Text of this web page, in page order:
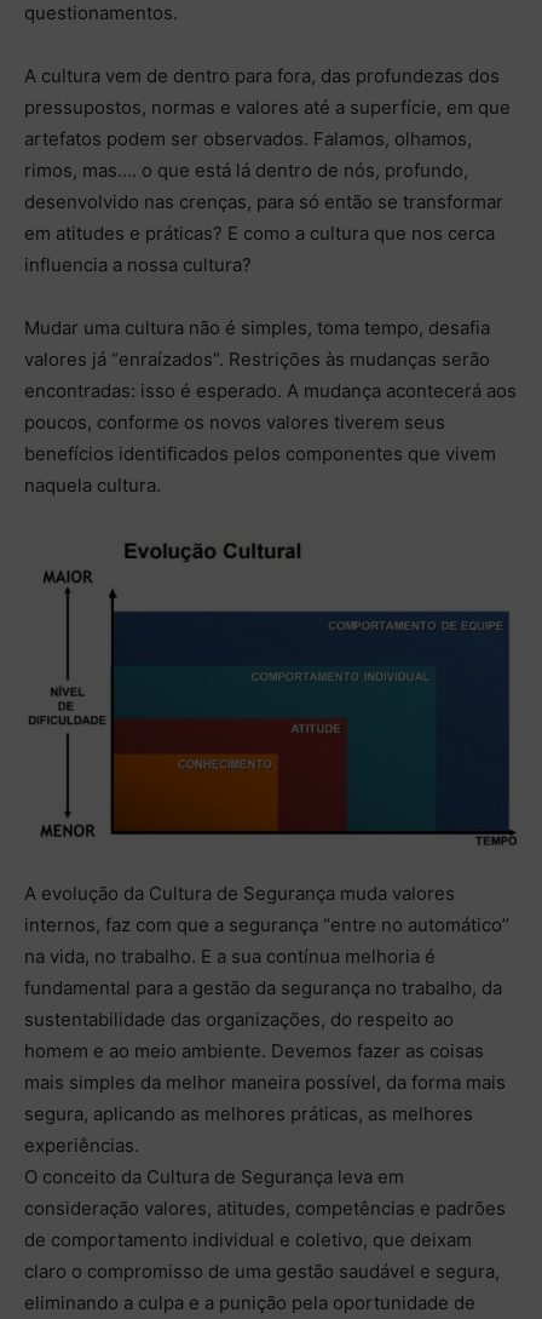
questionamentos.
A cultura vem de dentro para fora, das profundezas dos
pressupostos, normas e valores até a superfície, em que
artefatos podem ser observados. Falamos, olhamos,
rimos, mas…. o que está lá dentro de nós, profundo,
desenvolvido nas crenças, para só então se transformar
em atitudes e práticas? E como a cultura que nos cerca
influencia a nossa cultura?
Mudar uma cultura não é simples, toma tempo, desafia
valores já “enraízados”. Restrições às mudanças serão
encontradas: isso é esperado. A mudança acontecerá aos
poucos, conforme os novos valores tiverem seus
benefícios identificados pelos componentes que vivem
naquela cultura.
A evolução da Cultura de Segurança muda valores
internos, faz com que a segurança “entre no automático’’
na vida, no trabalho. E a sua contínua melhoria é
fundamental para a gestão da segurança no trabalho, da
sustentabilidade das organizações, do respeito ao
homem e ao meio ambiente. Devemos fazer as coisas
mais simples da melhor maneira possível, da forma mais
segura, aplicando as melhores práticas, as melhores
experiências.
O conceito da Cultura de Segurança leva em
consideração valores, atitudes, competências e padrões
de comportamento individual e coletivo, que deixam
claro o compromisso de uma gestão saudável e segura,
eliminando a culpa e a punição pela oportunidade de